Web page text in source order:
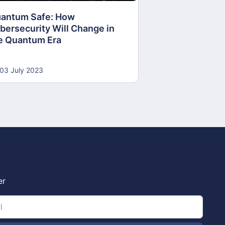
Safe: How
Will Change in
Quantum Era
03 July 2023